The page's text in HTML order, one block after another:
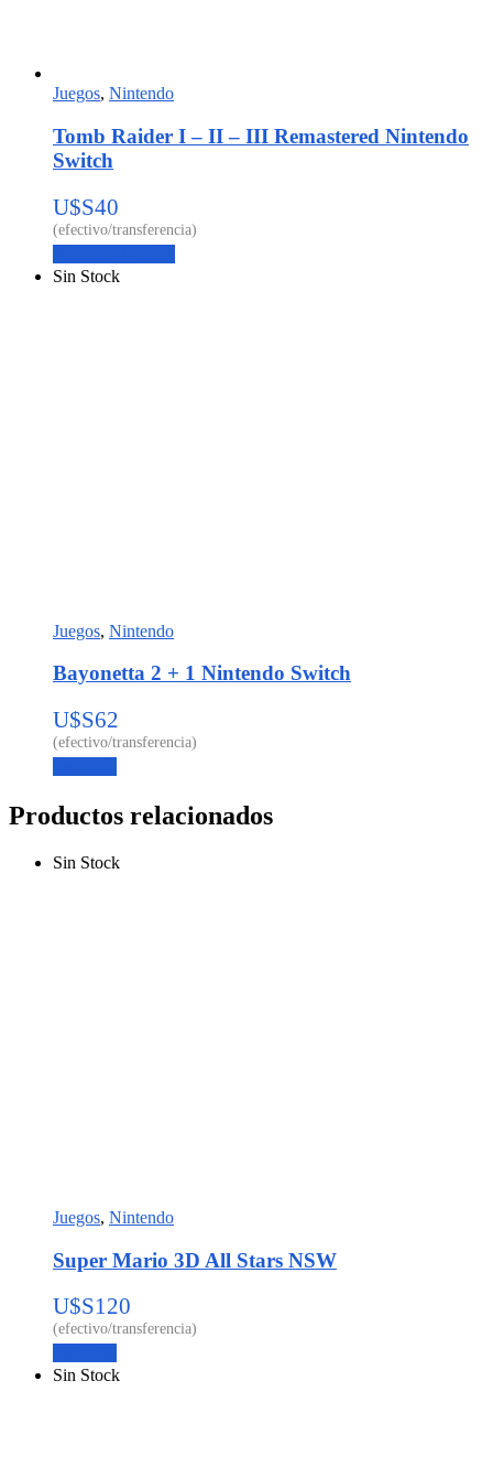
Juegos, Nintendo
Tomb Raider I – II – III Remastered Nintendo
Switch
U$S40
Sin Stock
Juegos, Nintendo
Bayonetta 2 + 1 Nintendo Switch
U$S62
Productos relacionados
Sin Stock
Juegos, Nintendo
Super Mario 3D All Stars NSW
U$S120
Sin Stock